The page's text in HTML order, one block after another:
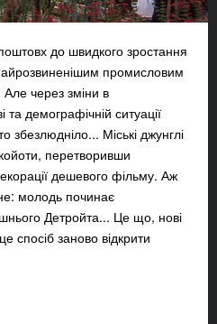
до швидкого зростання
промисловим
через зміни в
та демографічній ситуації
збезлюдніло... Міські джунглі
перетворивши
дешевого фільму. Аж
молодь починає
Детройта... Це що, нові
спосіб заново відкрити